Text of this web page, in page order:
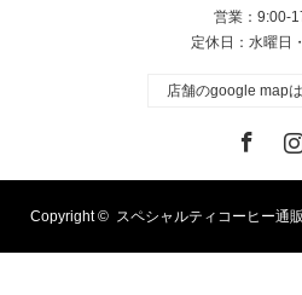
営業：9:00-
定休日：水曜日
店舗のgoogle map
Copyright © スペシャルティコーヒー通